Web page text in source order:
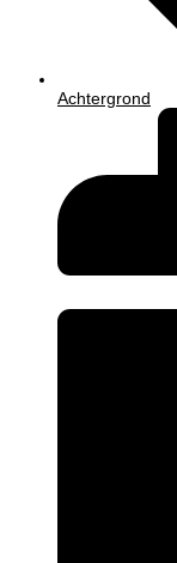
Achtergrond